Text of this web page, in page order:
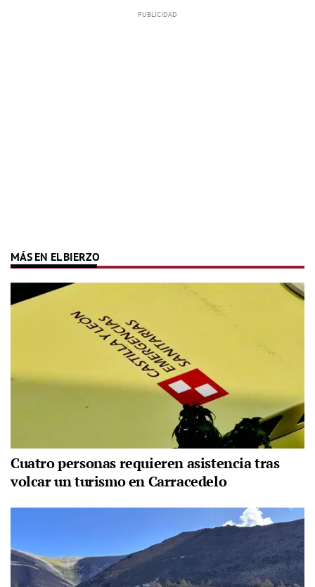
MÁS EN EL BIERZO
Cuatro personas requieren asistencia tras
volcar un turismo en Carracedelo